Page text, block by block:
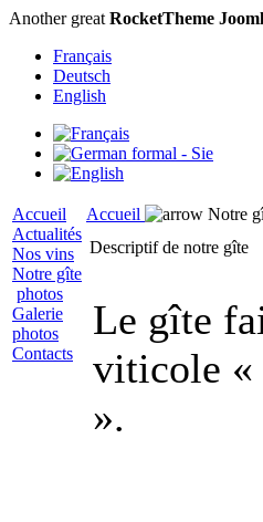
Another great RocketTheme
Français
Deutsch
English
Accueil
Actualités
Nos vins
Notre gîte
photos
Galerie
photos
Contacts
Accueil
Notre
Descriptif de notre gîte
Le gîte
viticole «
».